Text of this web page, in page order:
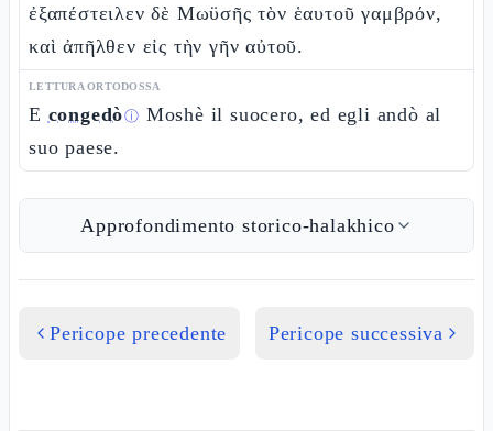
ἐξαπέστειλεν δὲ Μωϋσῆς τὸν ἑαυτοῦ γαμβρόν,
καὶ ἀπῆλθεν εἰς τὴν γῆν αὐτοῦ.
LETTURA ORTODOSSA
E congedòⓘ Moshè il suocero, ed egli andò al
suo paese.
Approfondimento storico-halakhico
Pericope precedente Pericope successiva